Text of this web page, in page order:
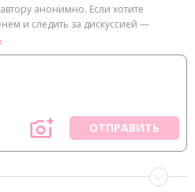
анонимно. Если хотите
и следить за дискуссией —
ОТПРАВИТЬ